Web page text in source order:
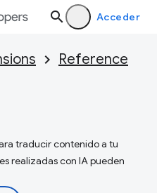
Acceder
Reference
traducir contenido a tu
realizadas con IA pueden